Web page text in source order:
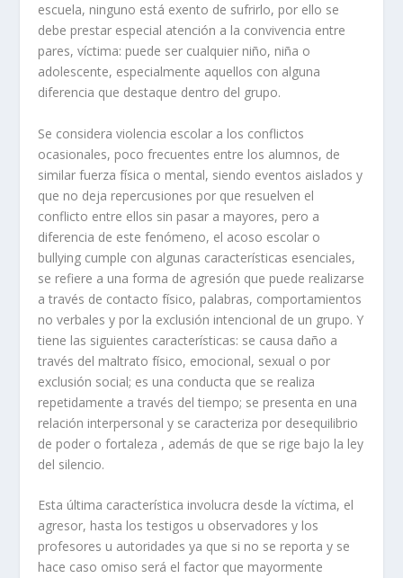
escuela, ninguno está exento de sufrirlo, por ello se
debe prestar especial atención a la convivencia entre
pares, víctima: puede ser cualquier niño, niña o
adolescente, especialmente aquellos con alguna
diferencia que destaque dentro del grupo.
Se considera violencia escolar a los conflictos
ocasionales, poco frecuentes entre los alumnos, de
similar fuerza física o mental, siendo eventos aislados y
que no deja repercusiones por que resuelven el
conflicto entre ellos sin pasar a mayores, pero a
diferencia de este fenómeno, el acoso escolar o
bullying cumple con algunas características esenciales,
se refiere a una forma de agresión que puede realizarse
a través de contacto físico, palabras, comportamientos
no verbales y por la exclusión intencional de un grupo. Y
tiene las siguientes características: se causa daño a
través del maltrato físico, emocional, sexual o por
exclusión social; es una conducta que se realiza
repetidamente a través del tiempo; se presenta en una
relación interpersonal y se caracteriza por desequilibrio
de poder o fortaleza , además de que se rige bajo la ley
del silencio.
Esta última característica involucra desde la víctima, el
agresor, hasta los testigos u observadores y los
profesores u autoridades ya que si no se reporta y se
hace caso omiso será el factor que mayormente